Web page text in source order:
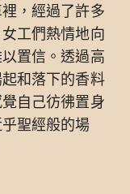
，經過了許多
工們熱情地向
置信。透過高
和落下的香料
自己彷彿置身
聖經般的場